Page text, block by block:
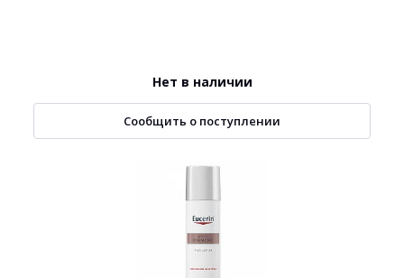
Нет в наличии
Сообщить о поступлении